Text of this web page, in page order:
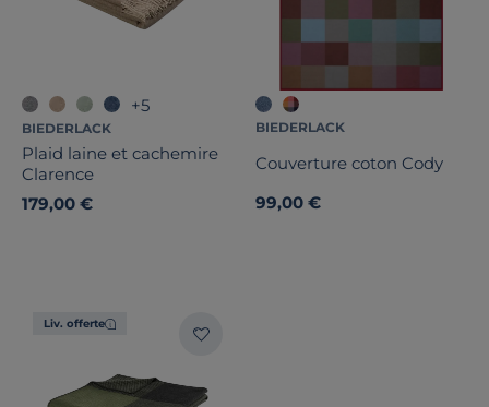
+5
BIEDERLACK
Plaid laine et cachemire
Clarence
179,00 €
BIEDERLACK
Couverture coton Cody
99,00 €
Liv. offerte